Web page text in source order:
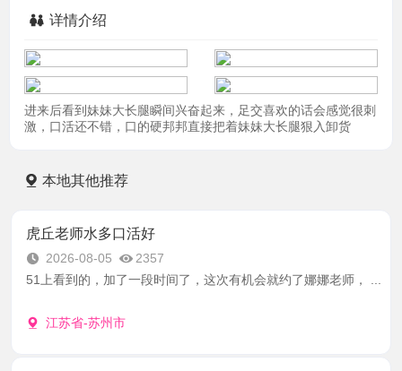
详情介绍
进来后看到妹妹大长腿瞬间兴奋起来，足交喜欢的话会感觉很刺
激，口活还不错，口的硬邦邦直接把着妹妹大长腿狠入卸货
本地其他推荐
虎丘老师水多口活好
2026-08-05
2357
51上看到的，加了一段时间了，这次有机会就约了娜娜老师， ...
江苏省-苏州市